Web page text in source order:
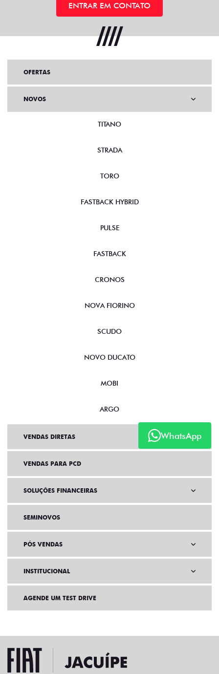
ENTRAR EM CONTATO
WhatsApp
OFERTAS
NOVOS
TITANO
STRADA
TORO
FASTBACK HYBRID
PULSE
FASTBACK
CRONOS
NOVA FIORINO
SCUDO
NOVO DUCATO
MOBI
ARGO
VENDAS DIRETAS
VENDAS PARA PCD
SOLUÇÕES FINANCEIRAS
SEMINOVOS
PÓS VENDAS
INSTITUCIONAL
AGENDE UM TEST DRIVE